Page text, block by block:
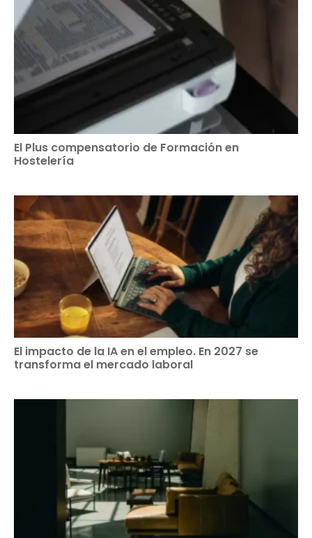
El Plus compensatorio de Formación en
Hostelería
El impacto de la IA en el empleo. En 2027 se
transforma el mercado laboral